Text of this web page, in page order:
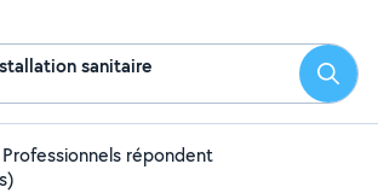
sanitaire
répondent